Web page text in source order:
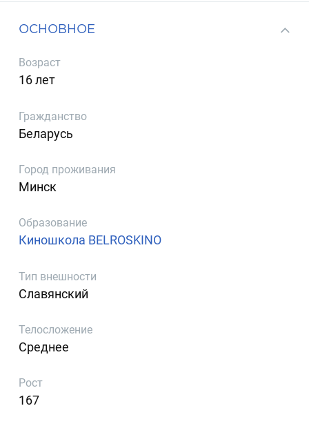
ОСНОВНОЕ
Возраст
16 лет
Гражданство
Беларусь
Город проживания
Минск
Образование
Киношкола BELROSKINO
Тип внешности
Славянский
Телосложение
Среднее
Рост
167